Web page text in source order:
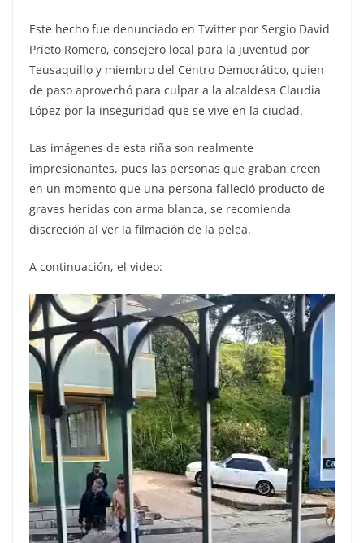
Este hecho fue denunciado en Twitter por Sergio David
Prieto Romero, consejero local para la juventud por
Teusaquillo y miembro del Centro Democrático, quien
de paso aprovechó para culpar a la alcaldesa Claudia
López por la inseguridad que se vive en la ciudad.
Las imágenes de esta riña son realmente
impresionantes, pues las personas que graban creen
en un momento que una persona falleció producto de
graves heridas con arma blanca, se recomienda
discreción al ver la filmación de la pelea.
A continuación, el video: